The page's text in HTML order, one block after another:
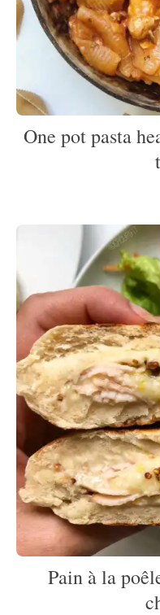
One pot pasta
Pain à la